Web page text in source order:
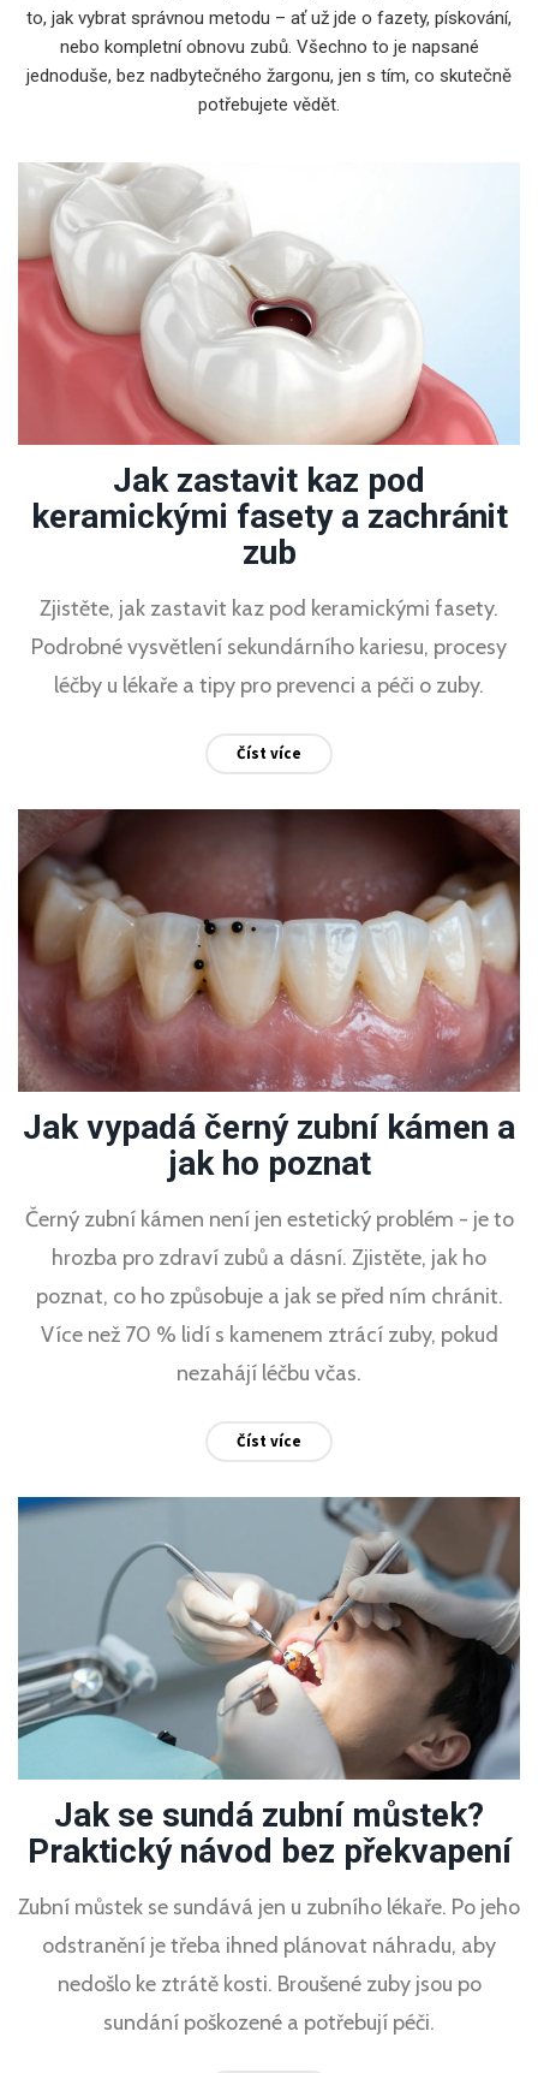
to, jak vybrat správnou metodu – ať už jde o fazety, pískování,
nebo kompletní obnovu zubů. Všechno to je napsané
jednoduše, bez nadbytečného žargonu, jen s tím, co skutečně
potřebujete vědět.
Jak zastavit kaz pod
keramickými fasety a zachránit
zub
Zjistěte, jak zastavit kaz pod keramickými fasety.
Podrobné vysvětlení sekundárního kariesu, procesy
léčby u lékaře a tipy pro prevenci a péči o zuby.
Číst více
Jak vypadá černý zubní kámen a
jak ho poznat
Černý zubní kámen není jen estetický problém - je to
hrozba pro zdraví zubů a dásní. Zjistěte, jak ho
poznat, co ho způsobuje a jak se před ním chránit.
Více než 70 % lidí s kamenem ztrácí zuby, pokud
nezahájí léčbu včas.
Číst více
Jak se sundá zubní můstek?
Praktický návod bez překvapení
Zubní můstek se sundává jen u zubního lékaře. Po jeho
odstranění je třeba ihned plánovat náhradu, aby
nedošlo ke ztrátě kosti. Broušené zuby jsou po
sundání poškozené a potřebují péči.